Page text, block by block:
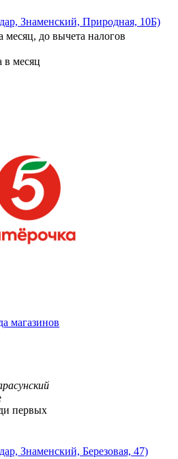
Знаменский, Природная, 10Б)
месяц, до вычета налогов
в месяц
магазинов
первых
Знаменский, Березовая, 47)